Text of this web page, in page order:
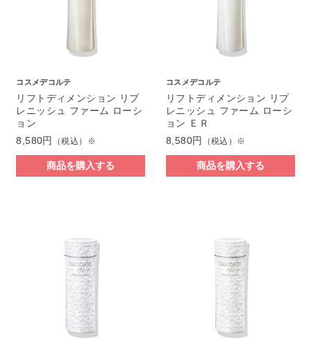
コスメデコルテ
リフトディメンション リプ
レニッシュ ファーム ローシ
ョン
8,580円
（税込）※
商品を購入する
コスメデコルテ
リフトディメンション リプ
レニッシュ ファーム ローシ
ョン ＥＲ
8,580円
（税込）※
商品を購入する